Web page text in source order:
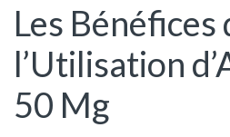
Les Bénéfices
l’Utilisation
50 Mg